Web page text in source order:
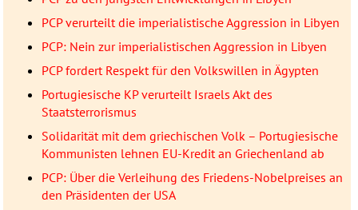
PCP verurteilt die imperialistische Aggression in Libyen
PCP: Nein zur imperialistischen Aggression in Libyen
PCP fordert Respekt für den Volkswillen in Ägypten
Portugiesische KP verurteilt Israels Akt des
Staatsterrorismus
Solidarität mit dem griechischen Volk – Portugiesische
Kommunisten lehnen EU-Kredit an Griechenland ab
PCP: Über die Verleihung des Friedens-Nobelpreises an
den Präsidenten der USA